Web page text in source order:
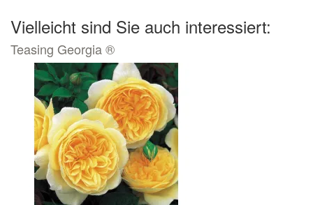
Vielleicht sind Sie auch interessiert:
Teasing Georgia ®